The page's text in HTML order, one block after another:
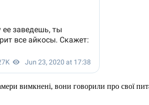
вимкнені, вони говорили про свої